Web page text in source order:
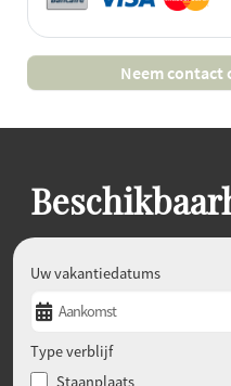
Neem contact
Uw vakantiedatums
Type verblijf
Staanplaats